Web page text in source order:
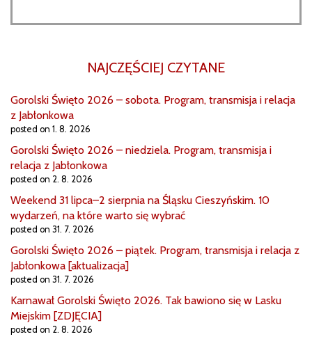
NAJCZĘŚCIEJ CZYTANE
Gorolski Święto 2026 – sobota. Program, transmisja i relacja
z Jabłonkowa
posted on 1. 8. 2026
Gorolski Święto 2026 – niedziela. Program, transmisja i
relacja z Jabłonkowa
posted on 2. 8. 2026
Weekend 31 lipca–2 sierpnia na Śląsku Cieszyńskim. 10
wydarzeń, na które warto się wybrać
posted on 31. 7. 2026
Gorolski Święto 2026 – piątek. Program, transmisja i relacja z
Jabłonkowa [aktualizacja]
posted on 31. 7. 2026
Karnawał Gorolski Święto 2026. Tak bawiono się w Lasku
Miejskim [ZDJĘCIA]
posted on 2. 8. 2026